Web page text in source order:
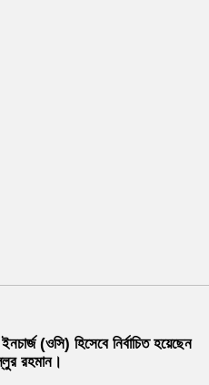
(ওসি) হিসেবে নির্বাচিত হয়েছেন
রহমান।